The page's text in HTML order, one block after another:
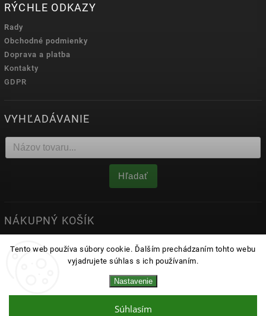
Tento web používa súbory cookie. Ďalším prechádzaním tohto webu
vyjadrujete súhlas s ich používaním.
Nastavenie
Súhlasím
RÝCHLE ODKAZY
Rady
Obchodné podmienky
Doprava a platba
Kontakty
GDPR
VYHĽADÁVANIE
Hľadať
NÁKUPNÝ KOŠÍK
0ks /0 €
matrace.sk. Všetky práva vyhradené.